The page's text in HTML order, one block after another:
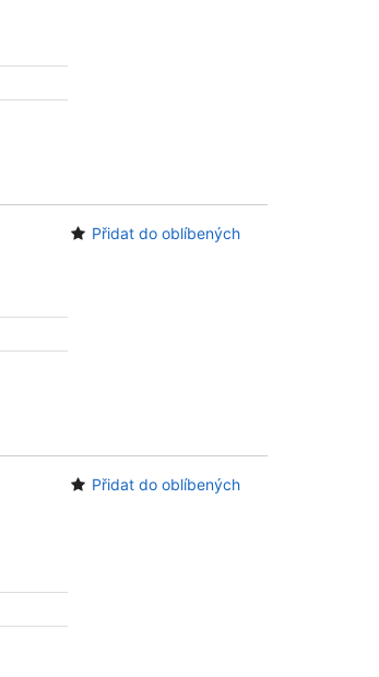
Přidat do oblíbených
Přidat do oblíbených